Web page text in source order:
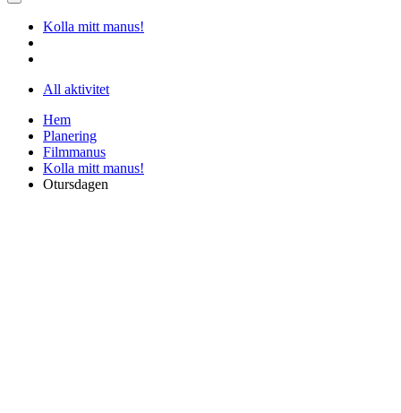
Kolla mitt manus!
All aktivitet
Hem
Planering
Filmmanus
Kolla mitt manus!
Otursdagen